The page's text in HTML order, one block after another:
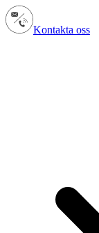
Kontakta oss